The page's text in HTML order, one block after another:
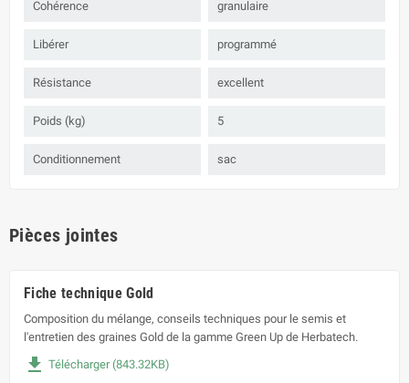
Cohérence granulaire
Libérer programmé
Résistance excellent
Poids (kg) 5
Conditionnement sac
Pièces jointes
Fiche technique Gold
Composition du mélange, conseils techniques pour le semis et
l'entretien des graines Gold de la gamme Green Up de Herbatech.
file_download Télécharger (843.32KB)